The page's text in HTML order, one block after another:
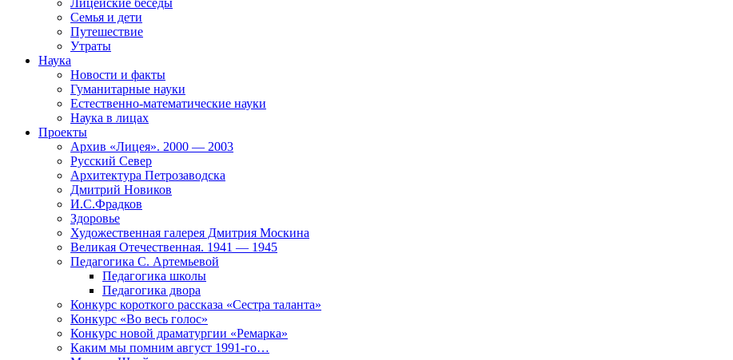
Семья и дети
Путешествие
Утраты
Наука
Новости и факты
Гуманитарные науки
Естественно-математические науки
Наука в лицах
Проекты
Архив «Лицея». 2000 — 2003
Русский Север
Архитектура Петрозаводска
Дмитрий Новиков
И.С.Фрадков
Здоровье
Художественная галерея Дмитрия Москина
Великая Отечественная. 1941 — 1945
Педагогика С. Артемьевой
Педагогика школы
Педагогика двора
Конкурс короткого рассказа «Сестра таланта»
Конкурс «Во весь голос»
Конкурс новой драматургии «Ремарка»
Каким мы помним август 1991-го…